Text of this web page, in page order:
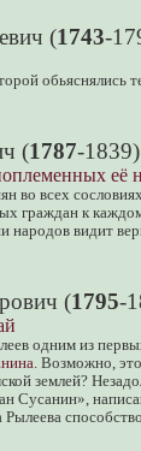
(1743-
обьяснялись
(1787-1839)
её
во всех
граждан к
народов видит
(1795-
одним из
. Возможно,
землей?
Сусанин»,